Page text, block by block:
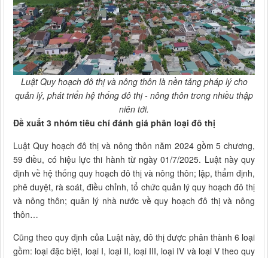
Luật Quy hoạch đô thị và nông thôn là nền tảng pháp lý cho
quản lý, phát triển hệ thống đô thị - nông thôn trong nhiều thập
niên tới.
Đề xuất 3 nhóm tiêu chí đánh giá phân loại đô thị
Luật Quy hoạch đô thị và nông thôn năm 2024 gồm 5 chương,
59 điều, có hiệu lực thi hành từ ngày 01/7/2025. Luật này quy
định về hệ thống quy hoạch đô thị và nông thôn; lập, thẩm định,
phê duyệt, rà soát, điều chỉnh, tổ chức quản lý quy hoạch đô thị
và nông thôn; quản lý nhà nước về quy hoạch đô thị và nông
thôn…
Cũng theo quy định của Luật này, đô thị được phân thành 6 loại
gồm: loại đặc biệt, loại I, loại II, loại III, loại IV và loại V theo quy